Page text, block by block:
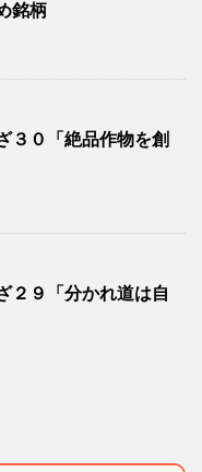
銘柄
３０「絶品作物を創
２９「分かれ道は自